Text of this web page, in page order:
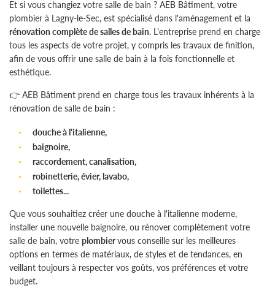
& Isolation
– Electricité
réalisations
Actualités
Contact
Une
Rejoignez-
Et si vous changiez votre salle de bain ? AEB Bâtiment, votre
plombier à Lagny-le-Sec, est spécialisé dans l'aménagement et la
rénovation complète de salles de bain. L'entreprise prend en charge
tous les aspects de votre projet, y compris les travaux de finition,
afin de vous offrir une salle de bain à la fois fonctionnelle et
esthétique.
👉 AEB Bâtiment prend en charge tous les travaux inhérents à la
rénovation de salle de bain :
douche à l'italienne,
baignoire,
raccordement, canalisation,
robinetterie, évier, lavabo,
toilettes...
Que vous souhaitiez créer une douche à l'italienne moderne,
installer une nouvelle baignoire, ou rénover complètement votre
salle de bain, votre plombiervous conseille sur les meilleures
options en termes de matériaux, de styles et de tendances, en
veillant toujours à respecter vos goûts, vos préférences et votre
budget.